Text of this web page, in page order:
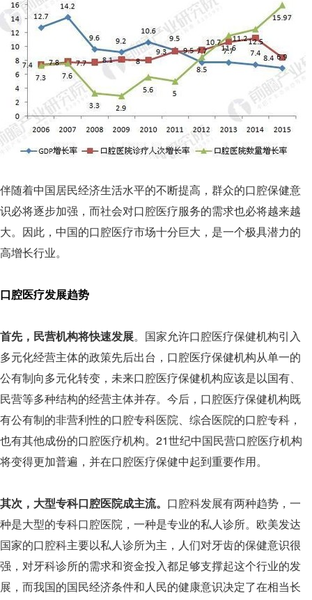
伴随着中国居民经济生活水平的不断提高，群众的口腔保健意
识必将逐步加强，而社会对口腔医疗服务的需求也必将越来越
大。因此，中国的口腔医疗市场十分巨大，是一个极具潜力的
高增长行业。
口腔医疗发展趋势
首先，民营机构将快速发展。国家允许口腔医疗保健机构引入
多元化经营主体的政策先后出台，口腔医疗保健机构从单一的
公有制向多元化转变，未来口腔医疗保健机构应该是以国有、
民营等多种结构的经营主体并存。今后，口腔医疗保健机构既
有公有制的非营利性的口腔专科医院、综合医院的口腔专科，
也有其他成份的口腔医疗机构。21世纪中国民营口腔医疗机构
将变得更加普遍，并在口腔医疗保健中起到重要作用。
其次，大型专科口腔医院成主流。 口腔科发展有两种趋势，一
种是大型的专科口腔医院，一种是专业的私人诊所。欧美发达
国家的口腔科主要以私人诊所为主，人们对牙齿的保健意识很
强，对牙科诊所的需求和资金投入都足够支撑起这个行业的发
展，而我国的国民经济条件和人民的健康意识决定了在相当长